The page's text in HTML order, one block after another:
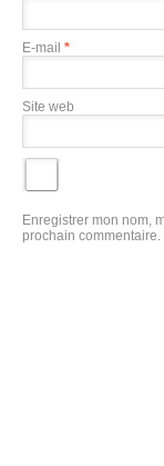
E-mail *
Site web
Enregistrer mon nom,
prochain commentaire.